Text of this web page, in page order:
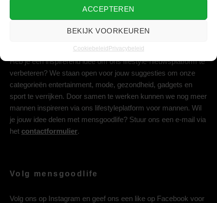
ACCEPTEREN
BEKIJK VOORKEUREN
Cookiebeleid Privacybeleid
Heb je een inspirerend idee om ons lifestyle-nieuwsplatform te
verbeteren? We staan open voor jouw suggesties om onze
categorieën entertainment, mode, gezondheid, gadgets en
sport te verrijken. Door samen te werken kunnen we nog meer
mannen inspireren via ons lifestyleplatform voor mannen. Wil
je jouw idee delen met mensgoodlife? Stuur ons een e-mail via
het contactformulier.
Volg mensgoodlife
Volg ons op Instagram en geef ons een like op Facebook voor